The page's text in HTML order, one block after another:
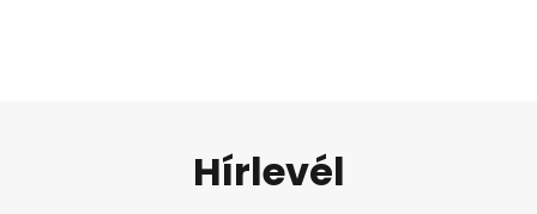
Hírlevél